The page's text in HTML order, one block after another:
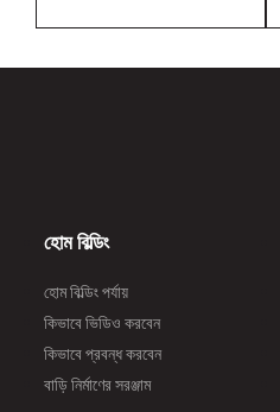
হোম বিল্ডিং
হোম বিল্ডিং পর্যায়
কিভাবে ভিডিও করবেন
কিভাবে প্রবন্ধ করবেন
বাড়ি নির্মাণের সরঞ্জাম